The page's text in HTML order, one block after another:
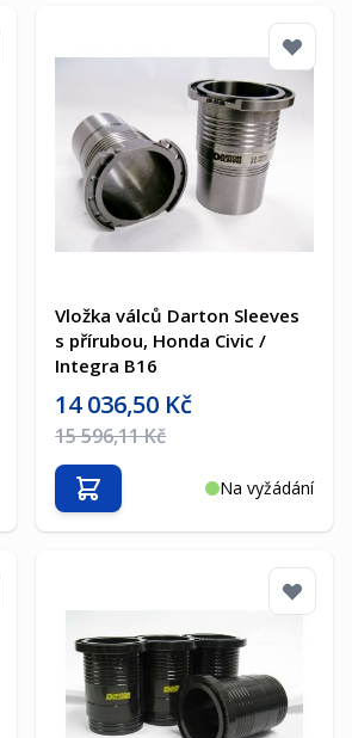
Vložka válců Darton Sleeves
s přírubou, Honda Civic /
Integra B16
Akční cena
14 036,50 Kč
Běžná cena
15 596,11 Kč
Na vyžádání
Přidat do košíku